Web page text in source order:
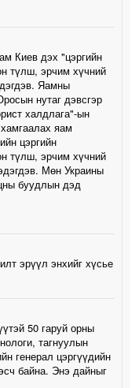
Киев дэх "цэргийн
түлш, эрчим хүчний
Яамны
нутаг дэвсгэр
халдлага"-ын
яам
цэргийн
түлш, эрчим хүчний
Мөн Украины
буудлын дэд
эрүүл энхийг хүсье
50 гаруй орны
тагнуулын
генерал цэргүүдийн
байна. Энэ дайныг